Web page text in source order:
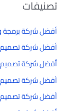
تصنيفات
أفضل شركة
أفضل شركة تصميم
أفضل شركة تصميم
أفضل شركة تصميم
أفضل شركة تصميم